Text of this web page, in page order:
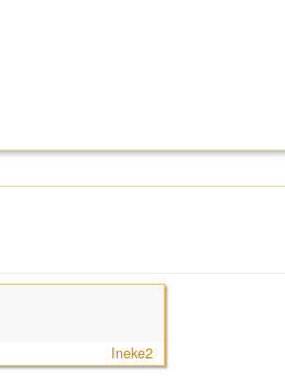
Ineke2